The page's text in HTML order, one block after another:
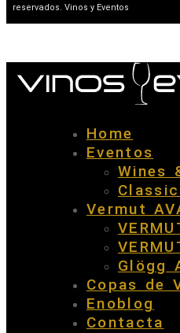
reservados. Vinos y Eventos
Home
Eventos
Wines
Vermut
Glögg
Copas de
Enoblog
Contacta